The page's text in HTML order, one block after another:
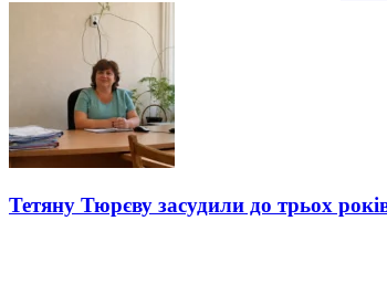
Тетяну Тюрєву засудили до трьох